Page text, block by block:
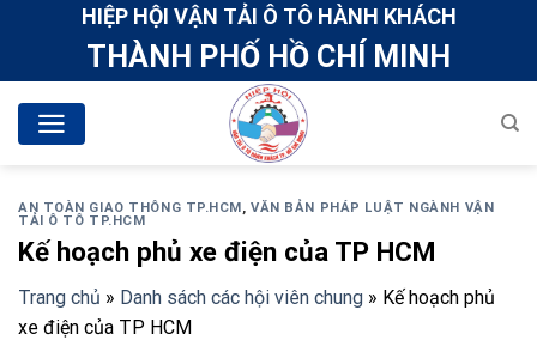
HIỆP HỘI VẬN TẢI Ô TÔ HÀNH KHÁCH
THÀNH PHỐ HỒ CHÍ MINH
AN TOÀN GIAO THÔNG TP.HCM,VĂN BẢN PHÁP LUẬT NGÀNH VẬN
TẢI Ô TÔ TP.HCM
Kế hoạch phủ xe điện của TP HCM
Trang chủ » Danh sách các hội viên chung » Kế hoạch phủ
xe điện của TP HCM